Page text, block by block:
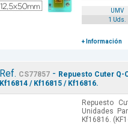
UMV
1 Uds.
+ Información
Ref. CS77857- Repuesto Cuter Q-
Kf16814 / Kf16815 / Kf16816.
Repuesto
Unidades
Kf16816.